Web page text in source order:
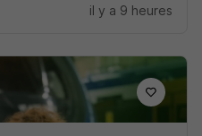
il y a 9 heures